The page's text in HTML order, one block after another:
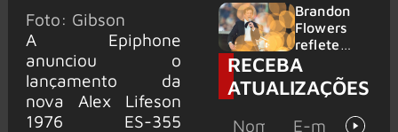
Foto: Gibson
A Epiphone
anunciou o
lançamento da
nova Alex Lifeson
1976 ES-355
am Ring
2026
membros
do GHOST
e KORN
Brandon
Flowers
reflete
sobre o
futuro e
levanta
de de
RECEBA
ATUALIZAÇÕES